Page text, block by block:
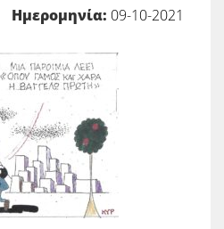
Ημερομηνία: 09-10-2021